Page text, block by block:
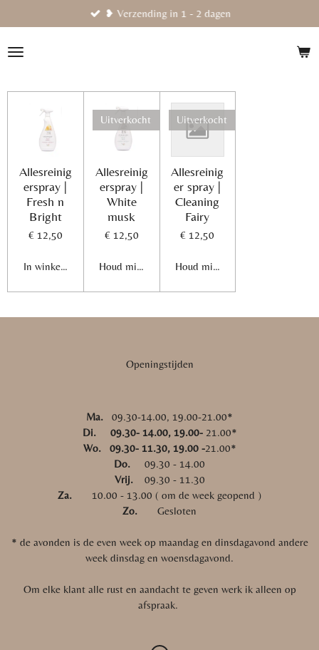
direct
naar
de
❥ Verzending in 1 - 2 dagen
Allesreinig
erspray |
Fresh n
Bright
€ 12,50
In winkelwagen
Uitverkocht
Allesreinig
erspray |
White
musk
€ 12,50
Houd mij op de hoogte
Uitverkocht
Allesreinig
er spray |
Cleaning
Fairy
€ 12,50
Houd mij op de hoogte
Openingstijden
Ma. 09.30-14.00, 19.00-21.00*
Di. 09.30- 14.00, 19.00- 21.00*
Wo. 09.30- 11.30, 19.00 -21.00*
Do. 09.30 - 14.00
Vrij.
09.30 - 11.30
Za. 10.00 - 13.00 ( om de week geopend )
Zo.
Gesloten
* de avonden is de even week op maandag en dinsdagavond andere
week dinsdag en woensdagavond.
Om elke klant alle rust en aandacht te geven werk ik alleen op
afspraak.